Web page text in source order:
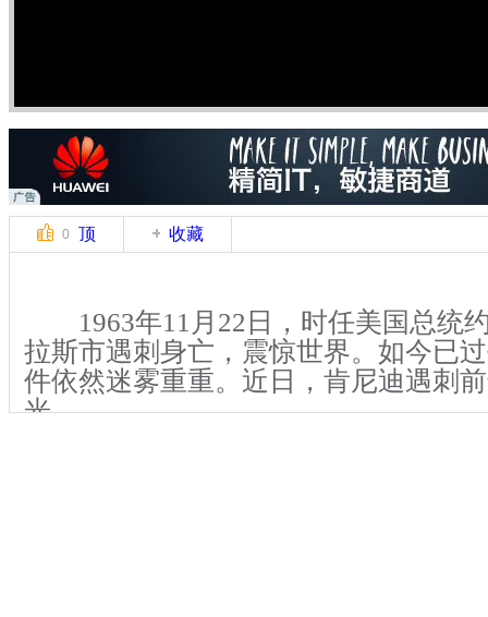
0 顶 收藏
1963年11月22日，时任美国总统
拉斯市遇刺身亡，震惊世界。如今已
件依然迷雾重重。近日，肯尼迪遇刺
光 。